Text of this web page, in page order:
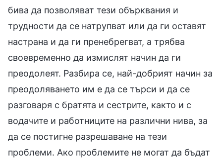
бива да позволяват тези обърквания и
трудности да се натрупват или да ги оставят
настрана и да ги пренебрегват, а трябва
своевременно да измислят начин да ги
преодолеят. Разбира се, най-добрият начин за
преодоляването им е да се търси и да се
разговаря с братята и сестрите, както и с
водачите и работниците на различни нива, за
да се постигне разрешаване на тези
проблеми. Ако проблемите не могат да бъдат